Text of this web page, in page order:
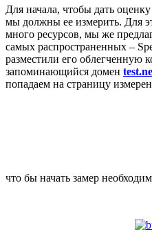
Для начала, чтобы дать оценку
мы должны ее измерить. Для
много ресурсов, мы же
самых распространенных –
разместили его облегченную
запоминающийся домен
попадаем на страницу
что бы начать замер